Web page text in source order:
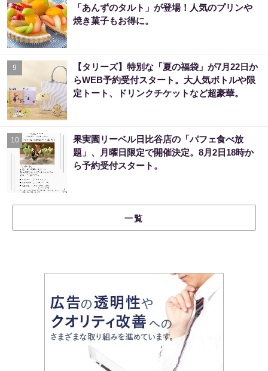
「あんずのタルト」が登場！人気のプリンや
焼き菓子もお得に。
9
【タリーズ】特別な「夏の福袋」が7月22日か
らWEB予約受付スタート。大人気ボトルや限
定トート、ドリンクチケットなど超豪華。
10
果実園リーベル日比谷店の「パフェ食べ放
題」、月曜日限定で開催決定。8月2日18時か
ら予約受付スタート。
一覧